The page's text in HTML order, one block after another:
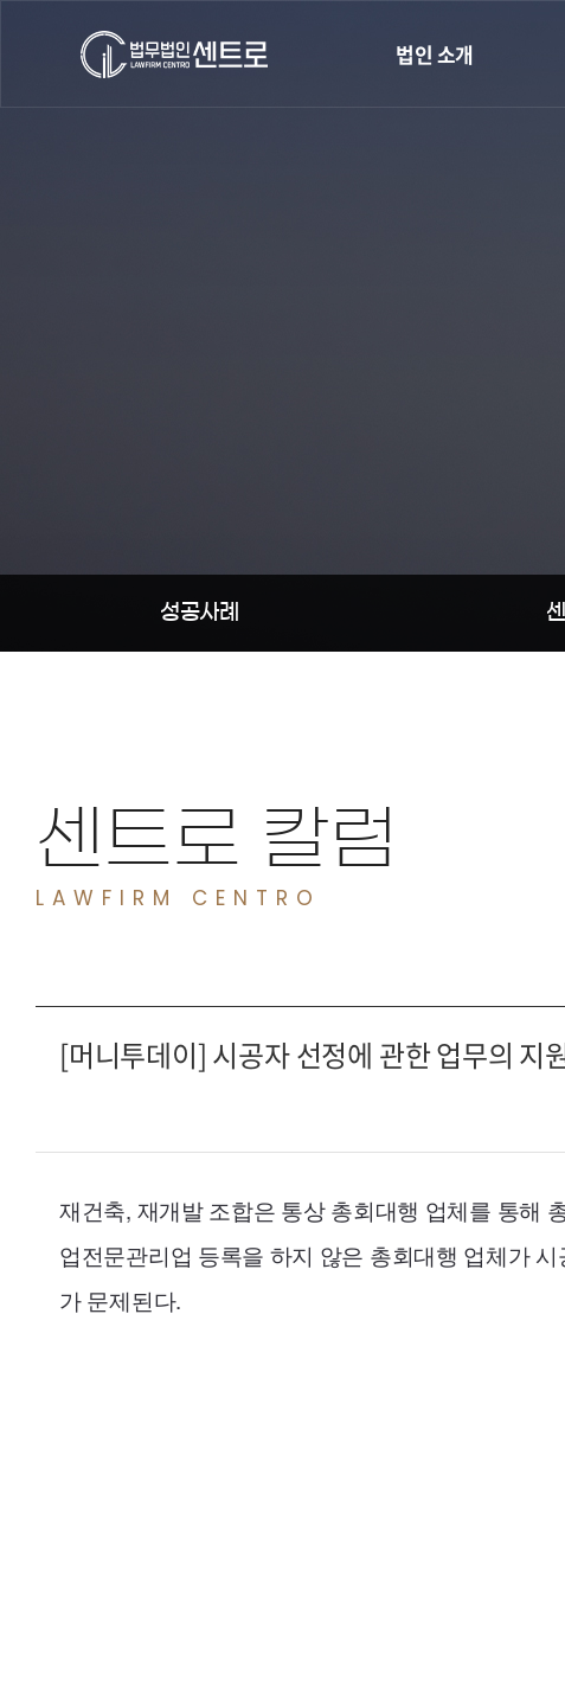
법인 소개
성공사례
센트로 칼럼
[머니투데이] 시공자 선정에 관한 업무의 지
재건축, 재개발 조합은 통상 총회대행 업체를 통해
업전문관리업 등록을 하지 않은 총회대행 업체가
가 문제된다.